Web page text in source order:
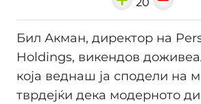
Бил Акман, директор на
Holdings, викендов
која веднаш ја сподели на
тврдејќи дека модерното